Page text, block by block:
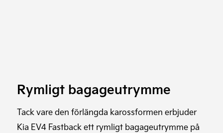
Rymligt bagageutrymme
Tack vare den förlängda karossformen erbjuder
Kia EV4 Fastback ett rymligt bagageutrymme på